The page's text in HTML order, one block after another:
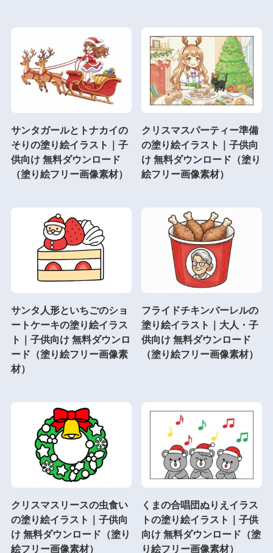
サンタガールとトナカイの
そりの塗り絵イラスト｜子
供向け 無料ダウンロード
（塗り絵フリー画像素材）
クリスマスパーティー準備
の塗り絵イラスト｜子供向
け 無料ダウンロード（塗り
絵フリー画像素材）
サンタ人形といちごのショ
ートケーキの塗り絵イラス
ト｜子供向け 無料ダウンロ
ード（塗り絵フリー画像素
材）
フライドチキンバーレルの
塗り絵イラスト｜大人・子
供向け 無料ダウンロード
（塗り絵フリー画像素材）
クリスマスリースの虫食い
の塗り絵イラスト｜子供向
け 無料ダウンロード（塗り
絵フリー画像素材）
くまの合唱団ぬりえイラス
トの塗り絵イラスト｜子供
向け 無料ダウンロード（塗
り絵フリー画像素材）